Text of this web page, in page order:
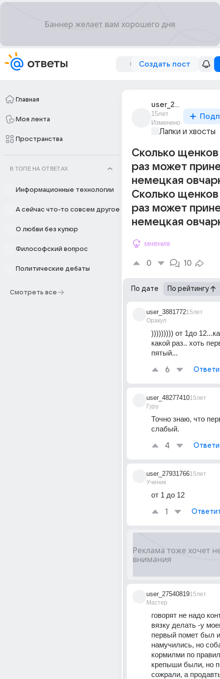
Создать пост
Главная
Моя лента
Пространства
В ТОПЕ НА ОТВЕТАХ
Информационные технологии
А сейчас что-то совсем другое
О любви без купюр
Философский вопрос
Политические дебаты
Смотреть все
user_27801143
15лет
Изменено
Лапки и хвосты
Сколько
раз может
немецкая
Сколько
раз может
немецкая
мнения
0 10
По дате По рейтингу
user_3881772
Оракул
15лет
))))))))) от 1до
какой раз.. хоть
пятый...
6
user_48277410
Гуру
15лет
Точно знаю, что
слабый.
4
user_27931766
Ученик
15лет
от 1 до 12
1
user_27540819
Мастер
15лет
говорят не надо
вязку делать -у
первый помет был
намучились, но
кормилми по
крепыши были, но
сожрали, а